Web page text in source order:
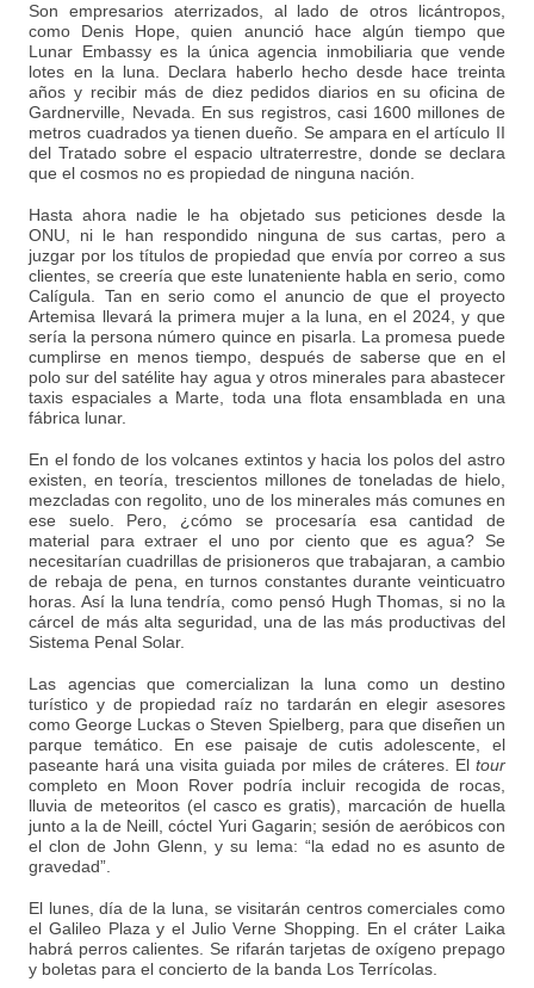
Son empresarios aterrizados, al lado de otros licántropos,
como Denis Hope, quien anunció hace algún tiempo que
Lunar Embassy es la única agencia inmobiliaria que vende
lotes en la luna. Declara haberlo hecho desde hace treinta
años y recibir más de diez pedidos diarios en su oficina de
Gardnerville, Nevada. En sus registros, casi 1600 millones de
metros cuadrados ya tienen dueño. Se ampara en el artículo II
del Tratado sobre el espacio ultraterrestre, donde se declara
que el cosmos no es propiedad de ninguna nación.
Hasta ahora nadie le ha objetado sus peticiones desde la
ONU, ni le han respondido ninguna de sus cartas, pero a
juzgar por los títulos de propiedad que envía por correo a sus
clientes, se creería que este lunateniente habla en serio, como
Calígula. Tan en serio como el anuncio de que el proyecto
Artemisa llevará la primera mujer a la luna, en el 2024, y que
sería la persona número quince en pisarla. La promesa puede
cumplirse en menos tiempo, después de saberse que en el
polo sur del satélite hay agua y otros minerales para abastecer
taxis espaciales a Marte, toda una flota ensamblada en una
fábrica lunar.
En el fondo de los volcanes extintos y hacia los polos del astro
existen, en teoría, trescientos millones de toneladas de hielo,
mezcladas con regolito, uno de los minerales más comunes en
ese suelo. Pero, ¿cómo se procesaría esa cantidad de
material para extraer el uno por ciento que es agua? Se
necesitarían cuadrillas de prisioneros que trabajaran, a cambio
de rebaja de pena, en turnos constantes durante veinticuatro
horas. Así la luna tendría, como pensó Hugh Thomas, si no la
cárcel de más alta seguridad, una de las más productivas del
Sistema Penal Solar.
Las agencias que comercializan la luna como un destino
turístico y de propiedad raíz no tardarán en elegir asesores
como George Luckas o Steven Spielberg, para que diseñen un
parque temático. En ese paisaje de cutis adolescente, el
paseante hará una visita guiada por miles de cráteres. El tour
completo en Moon Rover podría incluir recogida de rocas,
lluvia de meteoritos (el casco es gratis), marcación de huella
junto a la de Neill, cóctel Yuri Gagarin; sesión de aeróbicos con
el clon de John Glenn, y su lema: “la edad no es asunto de
gravedad”.
El lunes, día de la luna, se visitarán centros comerciales como
el Galileo Plaza y el Julio Verne Shopping. En el cráter Laika
habrá perros calientes. Se rifarán tarjetas de oxígeno prepago
y boletas para el concierto de la banda Los Terrícolas.